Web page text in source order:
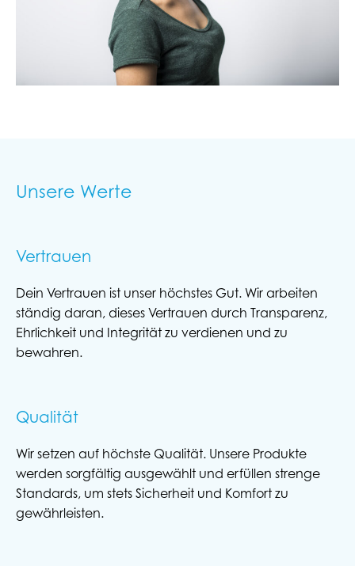
Unsere Werte
Vertrauen
Dein Vertrauen ist unser höchstes Gut. Wir arbeiten
ständig daran, dieses Vertrauen durch Transparenz,
Ehrlichkeit und Integrität zu verdienen und zu
bewahren.
Qualität
Wir setzen auf höchste Qualität. Unsere Produkte
werden sorgfältig ausgewählt und erfüllen strenge
Standards, um stets Sicherheit und Komfort zu
gewährleisten.